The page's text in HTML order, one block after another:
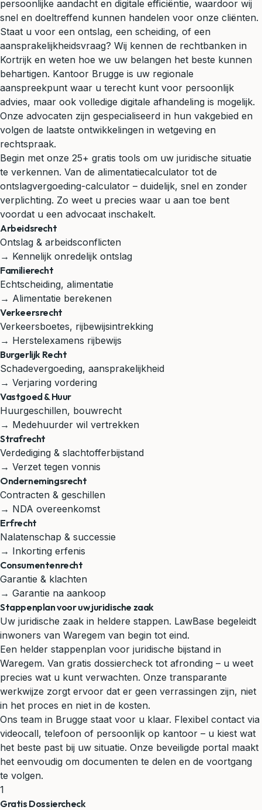
persoonlijke aandacht en digitale efficiëntie, waardoor wij
snel en doeltreffend kunnen handelen voor onze cliënten.
Staat u voor een ontslag, een scheiding, of een
aansprakelijkheidsvraag? Wij kennen de rechtbanken in
Kortrijk en weten hoe we uw belangen het beste kunnen
behartigen. Kantoor Brugge is uw regionale
aanspreekpunt waar u terecht kunt voor persoonlijk
advies, maar ook volledige digitale afhandeling is mogelijk.
Onze advocaten zijn gespecialiseerd in hun vakgebied en
volgen de laatste ontwikkelingen in wetgeving en
rechtspraak.
Begin met onze 25+ gratis tools om uw juridische situatie
te verkennen. Van de alimentatiecalculator tot de
ontslagvergoeding-calculator – duidelijk, snel en zonder
verplichting. Zo weet u precies waar u aan toe bent
voordat u een advocaat inschakelt.
Arbeidsrecht
Ontslag & arbeidsconflicten
→ Kennelijk onredelijk ontslag
Familierecht
Echtscheiding, alimentatie
→ Alimentatie berekenen
Verkeersrecht
Verkeersboetes, rijbewijsintrekking
→ Herstelexamens rijbewijs
Burgerlijk Recht
Schadevergoeding, aansprakelijkheid
→ Verjaring vordering
Vastgoed & Huur
Huurgeschillen, bouwrecht
→ Medehuurder wil vertrekken
Strafrecht
Verdediging & slachtofferbijstand
→ Verzet tegen vonnis
Ondernemingsrecht
Contracten & geschillen
→ NDA overeenkomst
Erfrecht
Nalatenschap & successie
→ Inkorting erfenis
Consumentenrecht
Garantie & klachten
→ Garantie na aankoop
Stappenplan voor uw juridische zaak
Uw juridische zaak in heldere stappen. LawBase begeleidt
inwoners van Waregem van begin tot eind.
Een helder stappenplan voor juridische bijstand in
Waregem. Van gratis dossiercheck tot afronding – u weet
precies wat u kunt verwachten. Onze transparante
werkwijze zorgt ervoor dat er geen verrassingen zijn, niet
in het proces en niet in de kosten.
Ons team in Brugge staat voor u klaar. Flexibel contact via
videocall, telefoon of persoonlijk op kantoor – u kiest wat
het beste past bij uw situatie. Onze beveiligde portal maakt
het eenvoudig om documenten te delen en de voortgang
te volgen.
1
Gratis Dossiercheck